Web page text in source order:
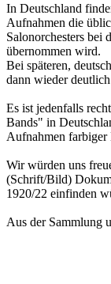
In Deutschland
Aufnahmen die
Salonorchesters bei
übernommen wird.
Bei späteren,
dann wieder
Es ist jedenfalls
Bands" in
Aufnahmen farbiger
Wir würden uns
(Schrift/Bild)
1920/22 einfinden
Aus der Sammlung